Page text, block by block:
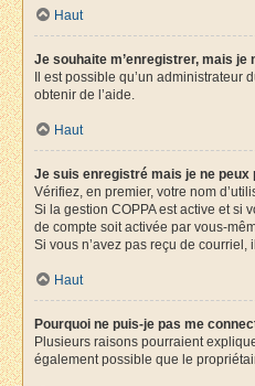
Haut
Je souhaite m’enregistrer, mais je
Il est possible qu’un
obtenir de l’aide.
Haut
Je suis enregistré mais je ne peux
Vérifiez, en premier, votre nom
Si la gestion COPPA est active et si
de compte soit activée par vous-
Si vous n’avez pas reçu de
Haut
Pourquoi ne puis-je pas me
Plusieurs raisons pourraient
également possible que le